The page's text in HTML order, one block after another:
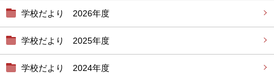
学校だより 2026年度
学校だより 2025年度
学校だより 2024年度